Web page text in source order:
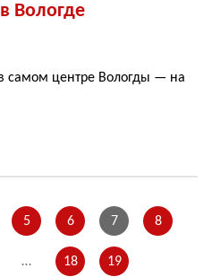
Вологде
самом центре Вологды — на
5 6 7 8
… 18 19